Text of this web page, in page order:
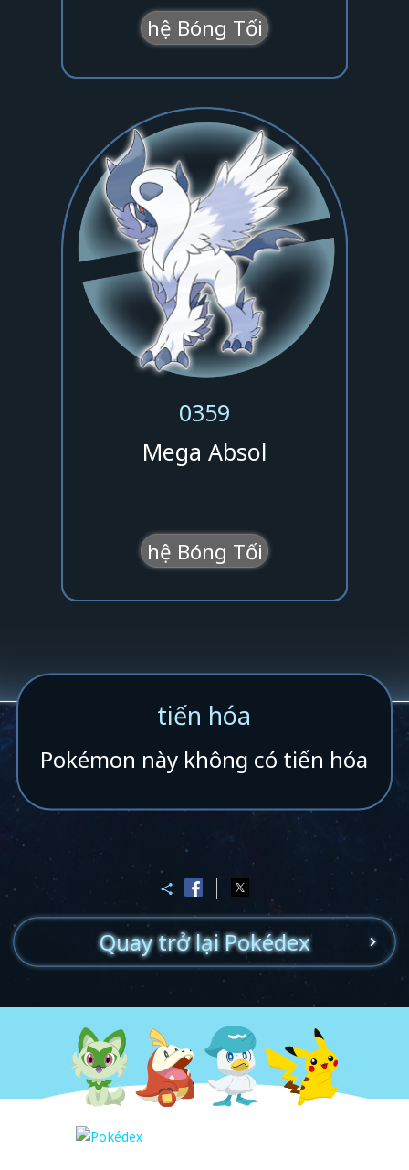
hệ Bóng Tối
0359
Mega Absol
hệ Bóng Tối
tiến hóa
Pokémon này không có tiến hóa
Quay trở lại Pokédex